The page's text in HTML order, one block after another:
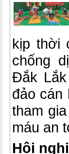
kịp thời
chống
Đắk
đảo cán
tham
máu an
Hội